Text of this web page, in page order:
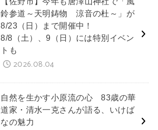
鈴参道～天明鋳物 涼音の杜～」が
8/23（日）まで開催中！
8/8（土）、9（日）には特別イベン
トも
2026.08.04
自然を生かす小原流の心 83歳の華
道家・清水一克さんが語る、いけば
なの魅力